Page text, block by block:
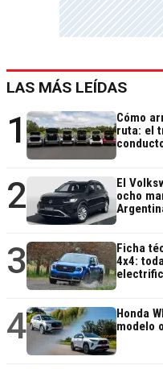
LAS MÁS LEÍDAS
1
Cómo
ruta: el
2
El
ocho
3
Ficha
4x4:
4
Honda
modelo